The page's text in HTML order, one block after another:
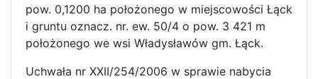
pow. 0,1200 ha położonego w miejscowości Łąck
i gruntu oznacz. nr. ew. 50/4 o pow. 3 421 m
położonego we wsi Władysławów gm. Łąck.
Uchwała nr XXII/254/2006 w sprawie nabycia